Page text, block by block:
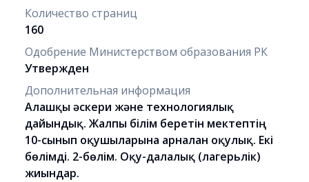
Количество страниц
160
Одобрение Министерством образования РК
Утвержден
Дополнительная информация
Алғашқы əскери жəне технологиялық
дайындық. Жалпы білім беретін мектептің
10-сынып оқушыларына арналған оқулық. Екі
бөлімді. 2-бөлім. Оқу-далалық (лагерьлік)
жиындар.